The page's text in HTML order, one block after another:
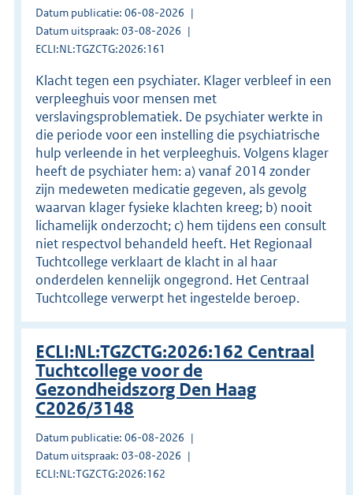
Datum publicatie: 06-08-2026
Datum uitspraak: 03-08-2026
ECLI:NL:TGZCTG:2026:161
Klacht tegen een psychiater. Klager verbleef in een
verpleeghuis voor mensen met
verslavingsproblematiek. De psychiater werkte in
die periode voor een instelling die psychiatrische
hulp verleende in het verpleeghuis. Volgens klager
heeft de psychiater hem: a) vanaf 2014 zonder
zijn medeweten medicatie gegeven, als gevolg
waarvan klager fysieke klachten kreeg; b) nooit
lichamelijk onderzocht; c) hem tijdens een consult
niet respectvol behandeld heeft. Het Regionaal
Tuchtcollege verklaart de klacht in al haar
onderdelen kennelijk ongegrond. Het Centraal
Tuchtcollege verwerpt het ingestelde beroep.
ECLI:NL:TGZCTG:2026:162 Centraal
Tuchtcollege voor de
Gezondheidszorg Den Haag
C2026/3148
Datum publicatie: 06-08-2026
Datum uitspraak: 03-08-2026
ECLI:NL:TGZCTG:2026:162